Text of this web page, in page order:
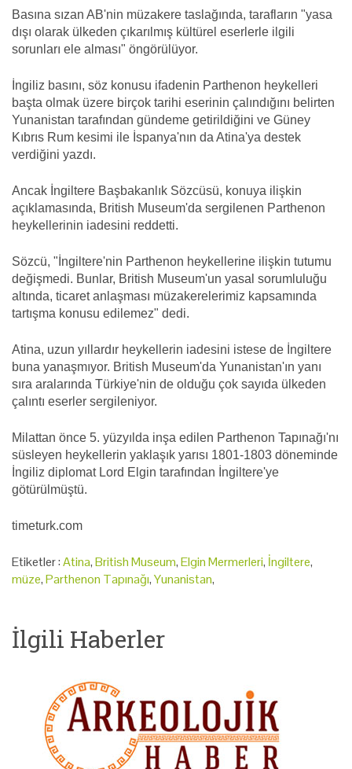
Basına sızan AB'nin müzakere taslağında, tarafların "yasa
dışı olarak ülkeden çıkarılmış kültürel eserlerle ilgili
sorunları ele alması" öngörülüyor.
İngiliz basını, söz konusu ifadenin Parthenon heykelleri
başta olmak üzere birçok tarihi eserinin çalındığını belirten
Yunanistan tarafından gündeme getirildiğini ve Güney
Kıbrıs Rum kesimi ile İspanya'nın da Atina'ya destek
verdiğini yazdı.
Ancak İngiltere Başbakanlık Sözcüsü, konuya ilişkin
açıklamasında, British Museum'da sergilenen Parthenon
heykellerinin iadesini reddetti.
Sözcü, "İngiltere'nin Parthenon heykellerine ilişkin tutumu
değişmedi. Bunlar, British Museum'un yasal sorumluluğu
altında, ticaret anlaşması müzakerelerimiz kapsamında
tartışma konusu edilemez" dedi.
Atina, uzun yıllardır heykellerin iadesini istese de İngiltere
buna yanaşmıyor. British Museum'da Yunanistan'ın yanı
sıra aralarında Türkiye'nin de olduğu çok sayıda ülkeden
çalıntı eserler sergileniyor.
Milattan önce 5. yüzyılda inşa edilen Parthenon Tapınağı'nı
süsleyen heykellerin yaklaşık yarısı 1801-1803 döneminde
İngiliz diplomat Lord Elgin tarafından İngiltere'ye
götürülmüştü.
timeturk.com
Etiketler :Atina,British Museum,Elgin Mermerleri, İngiltere,
müze,Parthenon Tapınağı,Yunanistan,
İlgili Haberler